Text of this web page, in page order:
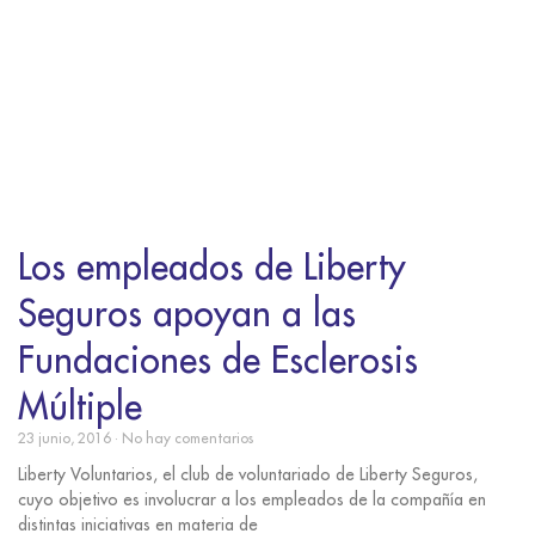
Los empleados de Liberty
Seguros apoyan a las
Fundaciones de Esclerosis
Múltiple
23 junio, 2016 No hay comentarios
Liberty Voluntarios, el club de voluntariado de Liberty Seguros,
cuyo objetivo es involucrar a los empleados de la compañía en
distintas iniciativas en materia de